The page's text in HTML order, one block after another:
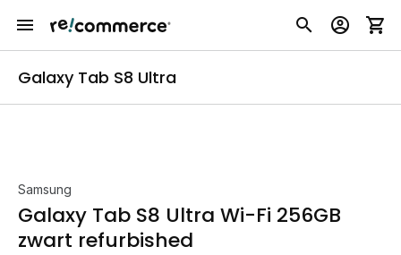
Galaxy Tab S8 Ultra
Samsung
Galaxy Tab S8 Ultra Wi-Fi 256GB
zwart refurbished